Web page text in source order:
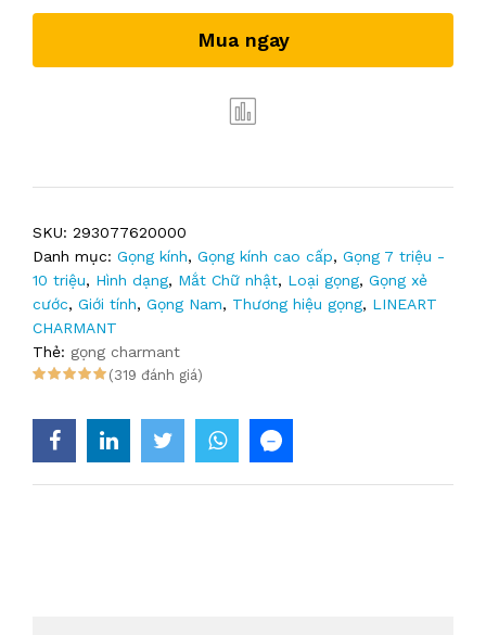
Mua ngay
SKU: 293077620000
Danh mục: Gọng kính, Gọng kính cao cấp, Gọng 7 triệu -
10 triệu, Hình dạng, Mắt Chữ nhật, Loại gọng, Gọng xẻ
cước, Giới tính, Gọng Nam, Thương hiệu gọng, LINEART
CHARMANT
Thẻ: gọng charmant
(319 đánh giá)